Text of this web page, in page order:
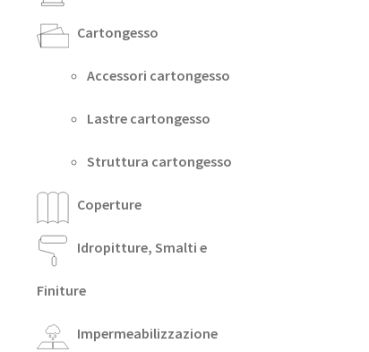
Cartongesso
Accessori cartongesso
Lastre cartongesso
Struttura cartongesso
Coperture
Idropitture, Smalti e
Finiture
Impermeabilizzazione